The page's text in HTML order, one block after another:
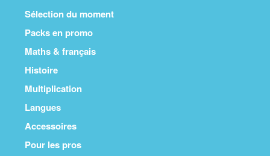
Sélection du moment
Packs en promo
Maths & français
Histoire
Multiplication
Langues
Accessoires
Pour les pros